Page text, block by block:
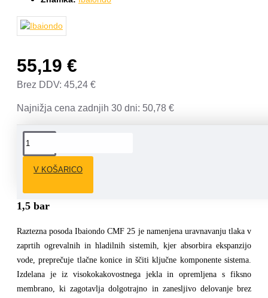
55,19 €
Brez DDV: 45,24 €
Najnižja cena zadnjih 30 dni: 50,78 €
V KOŠARICO
Raztezna ekspanzijska posoda Ibaiondo CMF 25 –
1,5 bar
Raztezna posodaIbaiondo CMF 25 je namenjena uravnavanju tlaka v
zaprtih ogrevalnih in hladilnih sistemih, kjer absorbira ekspanzijo
vode, preprečuje tlačne konice in ščiti ključne komponente sistema.
Izdelana je iz
visokokakovostnega jekla in opremljena s fiksno
membrano, ki zagotavlja dolgotrajno in zanesljivo delovanje brez